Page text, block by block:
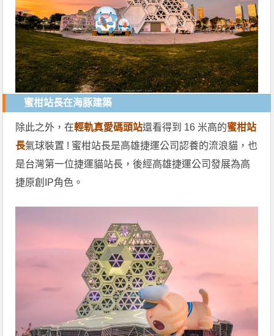
蜜柑站長在海豚建築
除此之外，在輕軌真愛碼頭站還看得到 16 米高的蜜柑站
長氣球裝置 ! 蜜柑站長是高雄捷運公司認養的流浪貓，也
是台灣第一位捷運貓站長，後經高雄捷運公司發展為高
捷原創IP角色。